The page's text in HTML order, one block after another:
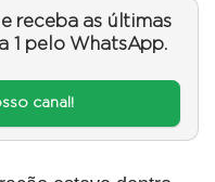
receba as últimas
1 pelo WhatsApp.
canal!